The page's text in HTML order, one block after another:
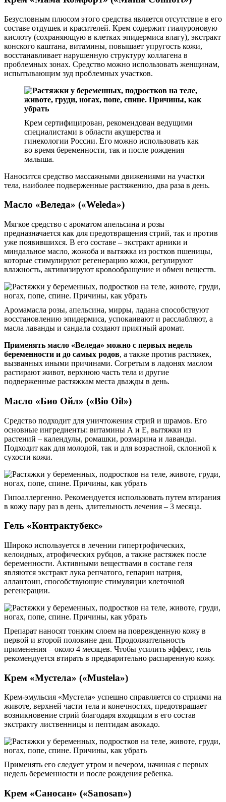
Безусловным плюсом этого средства является отсутствие в его
составе отдушек и красителей. Крем содержит гиалуроновую
кислоту (сохраняющую в клетках эпидермиса влагу), экстракт
конского каштана, витамины, повышает упругость кожи,
восстанавливает нарушенную структуру коллагена в
проблемных зонах. Средство можно использовать женщинам,
испытывающим зуд проблемных участков.
Крем сертифицирован, рекомендован ведущими
специалистами в области акушерства и
гинекологии России. Его можно использовать как
во время беременности, так и после рождения
малыша.
Наносится средство массажными движениями на участки
тела, наиболее подверженные растяжению, два раза в день.
Масло «Веледа» («Weleda»)
Мягкое средство с ароматом апельсина и розы
предназначается как для предотвращения стрий, так и против
уже появившихся. В его составе – экстракт арники и
миндальное масло, жожоба и вытяжка из ростков пшеницы,
которые стимулируют регенерацию кожи, регулируют
влажность, активизируют кровообращение и обмен веществ.
Аромамасла розы, апельсина, мирры, ладана способствуют
восстановлению эпидермиса, успокаивают и расслабляют, а
масла лаванды и сандала создают приятный аромат.
Применять масло «Веледа» можно с первых недель
беременности и до самых родов, а также против растяжек,
вызванных иными причинами. Согретым в ладонях маслом
растирают живот, верхнюю часть тела и другие
подверженные растяжкам места дважды в день.
Масло «Био Ойл» («Bio Oil»)
Средство подходит для уничтожения стрий и шрамов. Его
основные ингредиенты: витамины А и Е, вытяжки из
растений – календулы, ромашки, розмарина и лаванды.
Подходит как для молодой, так и для возрастной, склонной к
сухости кожи.
Гипоаллергенно. Рекомендуется использовать путем втирания
в кожу пару раз в день, длительность лечения – 3 месяца.
Гель «Контрактубекс»
Широко используется в лечении гипертрофических,
келоидных, атрофических рубцов, а также растяжек после
беременности. Активными веществами в составе геля
являются экстракт лука репчатого, гепарин натрия,
аллантоин, способствующие стимуляции клеточной
регенерации.
Препарат наносят тонким слоем на поврежденную кожу в
первой и второй половине дня. Продолжительность
применения – около 4 месяцев. Чтобы усилить эффект, гель
рекомендуется втирать в предварительно распаренную кожу.
Крем «Мустела» («Mustela»)
Крем-эмульсия «Мустела» успешно справляется со стриями на
животе, верхней части тела и конечностях, предотвращает
возникновение стрий благодаря входящим в его состав
экстракту лиственницы и пептидам авокадо.
Применять его следует утром и вечером, начиная с первых
недель беременности и после рождения ребенка.
Крем «Саносан» («Sanosan»)